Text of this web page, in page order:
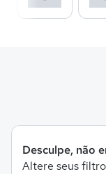
Desculpe, não
Altere seus